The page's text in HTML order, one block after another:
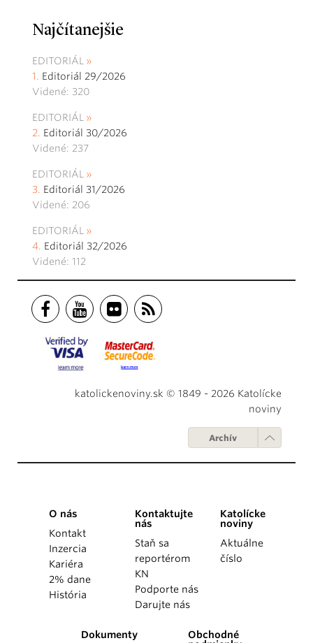
Najčítanejšie
EDITORIÁL
Editoriál 29/2026
Videné: 320
EDITORIÁL
Editoriál 30/2026
Videné: 237
EDITORIÁL
Editoriál 31/2026
Videné: 206
EDITORIÁL
Editoriál 32/2026
Videné: 112
katolickenoviny.sk © 1849 - 2026 Katolícke
noviny
Archív
O nás
Kontakt
Inzercia
Kariéra
2% dane
História
Kontaktujte
nás
Staň sa
reportérom
KN
Podporte nás
Darujte nás
Katolícke
noviny
Aktuálne
číslo
Dokumenty
Obchodné